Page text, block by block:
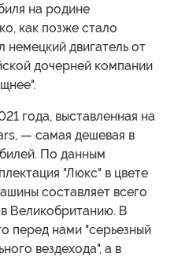
на родине
как позже стало
немецкий двигатель от
дочерней компании
года, выставленная на
— самая дешевая в
По данным
"Люкс" в цвете
составляет всего
Великобританию. В
перед нами "серьезный
вездехода", а в